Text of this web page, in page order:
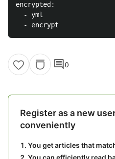
encrypted:
  - yml
comment0
Register as a new
conveniently
You get articles that
You can efficiently read